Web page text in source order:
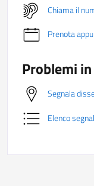
Chiama il
Prenota
Problemi
Segnala
Elenco